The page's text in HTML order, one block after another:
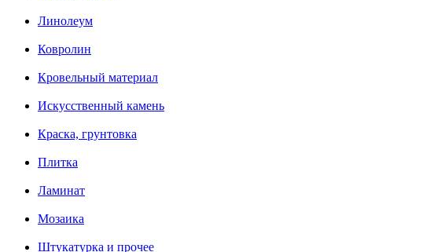
Линолеум
Ковролин
Кровельный материал
Искусственный камень
Краска, грунтовка
Плитка
Ламинат
Мозаика
Штукатурка и прочее